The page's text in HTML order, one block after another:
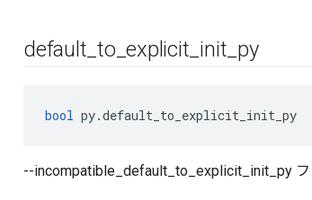
default _to _explicit init py
bool py.default_to_explicit_init_py
--incompatible_default_to_explicit_init_py フ